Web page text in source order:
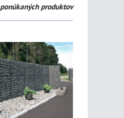
produktov